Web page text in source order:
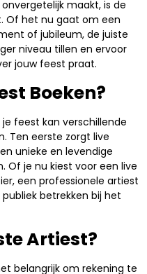
maakt, is de
Of het nu gaat om een
of jubileum, de juiste
niveau tillen en ervoor
jouw feest praat.
Boeken?
feest kan verschillende
Ten eerste zorgt live
unieke en levendige
Of je nu kiest voor een live
een professionele artiest
betrekken bij het
Artiest?
belangrijk om rekening te